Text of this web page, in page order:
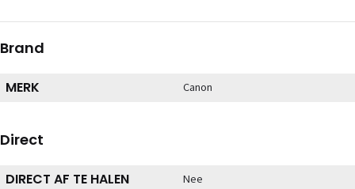
Brand
MERK Canon
Direct
DIRECT AF TE HALEN Nee